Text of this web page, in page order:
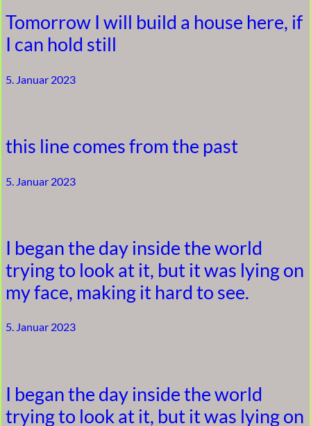
Tomorrow I will build a house here, if
I can hold still
5. Januar 2023
this line comes from the past
5. Januar 2023
I began the day inside the world
trying to look at it, but it was lying on
my face, making it hard to see.
5. Januar 2023
I began the day inside the world
trying to look at it, but it was lying on